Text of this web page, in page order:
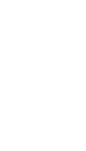
€
€
€
€
€
€
€
€
€
€